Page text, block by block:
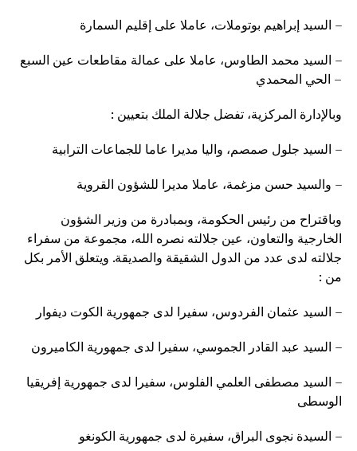
– السيد إبراهيم بوتوملات، عاملا على إقليم السمارة
– السيد محمد الطاوس، عاملا على عمالة مقاطعات عين السبع
– الحي المحمدي
وبالإدارة المركزية، تفضل جلالة الملك بتعيين :
– السيد جلول صمصم، واليا مديرا عاما للجماعات الترابية
– والسيد حسن مزغمة، عاملا مديرا للشؤون القروية
وباقتراح من رئيس الحكومة، وبمبادرة من وزير الشؤون
الخارجية والتعاون، عين جلالته نصره الله، مجموعة من سفراء
جلالته لدى عدد من الدول الشقيقة والصديقة. ويتعلق الأمر بكل
من :
– السيد عثمان الفردوس، سفيرا لدى جمهورية الكوت ديفوار
– السيد عبد القادر الجموسي، سفيرا لدى جمهورية الكاميرون
– السيد مصطفى العلمي الفلوس، سفيرا لدى جمهورية إفريقيا
الوسطى
– السيدة نجوى البراق، سفيرة لدى جمهورية الكونغو